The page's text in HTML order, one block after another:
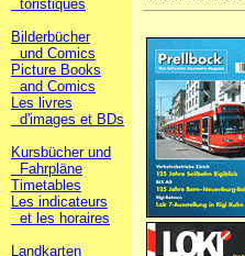
toristiques
Bilderbücher
und Comics
Picture Books
and Comics
Les livres
d'images et BDs
Kursbücher und
Fahrpläne
Timetables
Les indicateurs
et les horaires
Landkarten